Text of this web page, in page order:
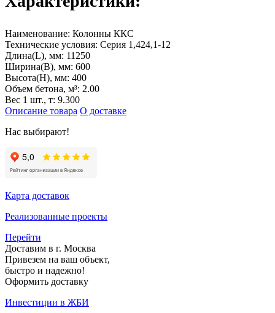
Наименование: Колонны ККС
Технические условия: Серия 1,424,1-12
Длина(L), мм: 11250
Ширина(B), мм: 600
Высота(H), мм: 400
Объем бетона, м³: 2.00
Вес 1 шт., т: 9.300
Описание товара О доставке
Нас выбирают!
Карта доставок
Реализованные проекты
Перейти
Доставим в г. Москва
Привезем на ваш объект,
быстро и надежно!
Оформить доставку
Инвестиции в ЖБИ